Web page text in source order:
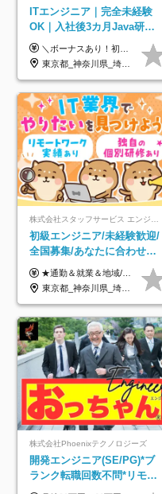
ITエンジニア｜完全未経験
OK｜入社後3カ月Java研修
｜リモート率8割以上｜充実
のキャリア支援｜残業月10h
＼ボーナスあり！初年度から年収300万円以上／ ■月給25万円～35万円＋残業代全額支給＋各種手当＋賞与年1回 ◎経験・年齢・スキルなどを考慮し、できるだけ優遇します ◎試用期間中(3カ月)は契約社員で、月給21万円＋諸手当になります。 (試用期間中は残業が発生しません。その他の待遇に変更はありません) ----------------- ＼3つの評価軸！実力次第で早期収入アップ！／ 【1】スキル(IT理解、実装力、設計) 【2】実務力(現場評価、コミュ力、品質) 【3】姿勢(自走力、意欲、責任感) この3つの評価軸で、3カ月ごとに評価。社内グレードにより、給与が決まる明確な仕組みです。何ができれば給与が上がるのか分かりやすく、実力や努力次第で早期に収入を増やせます！ 【固定残業代について】 なし（残業代は、実際の労働時間に応じて別途全額支給）
東京都_神奈川県_埼玉県_千葉県_大阪府_愛知県_北海道_青森県_岩手県_宮城県_秋田県_山形県_福島県_茨城県_栃木県_群馬県_新潟県_山梨県_長野県_富山県_石川県_福井県_静岡県_岐阜県_三重県_兵庫県_京都府_滋賀県_奈良県_和歌山県_広島県_岡山県_鳥取県_島根県_山口県_徳島県_香川県_愛媛県_高知県_福岡県_熊本県_佐賀県_長崎県_大分県_宮崎県_鹿児島県_沖縄県
初級エンジニア/未経験歓迎/
全国募集/あなたに合わせた
オリジナル研修をご用
意/AI・IoT/残業平均8時間
★通勤＆就業＆地域/住宅＆役職手当あり ★残業代は全額支給 ★選べる給与制度あり！ ■東京・神奈川・千葉・埼玉勤務の場合 月給24.5万円～55万円＋諸手当 （残業代は全額支給） (20,000円の地域/住宅手当込み) ■愛知・京都・大阪・兵庫勤務の場合 月給24万円以上＋諸手当 （残業代は全額支給） (15,000円の地域/住宅手当込み) ■茨城・栃木・群馬・静岡・三重・滋賀・広島・福岡勤務の場合 月給23.5万円以上＋諸手当 （残業代は全額支給） (10,000円の地域/住宅手当込み) ■北海道・宮城・山梨・長野・岐阜・奈良・和歌山・岡山勤務の場合 月給23万円以上＋諸手当 （残業代は全額支給） (5,000円の地域/住宅手当込み) ■その他のエリア勤務の場合 月給22.5万円以上＋諸手当 （残業代は全額支給） ※経験や能力を考慮し、当社規定により優遇します 【昇給：年一回実施】 【選べる給与制度】 ★収入を重視する方に… 「変動型人事制度」の選択も可能（派遣先からの評価に応じて収入アップ！） ※年2回のタイミングで希望者と面談の上決定します。
東京都_神奈川県_埼玉県_千葉県_大阪府_愛知県_北海道_岩手県_宮城県_山形県_福島県_茨城県_栃木県_群馬県_山梨県_長野県_富山県_石川県_静岡県_岐阜県_三重県_兵庫県_京都府_滋賀県_奈良県_広島県_岡山県_山口県_愛媛県_福岡県_熊本県_長崎県
株式会社Phoenixテクノロジーズ
開発エンジニア(SE/PG)*ブ
ランク転職回数不問*リモー
ト案件多数*残業ほぼ0*通院